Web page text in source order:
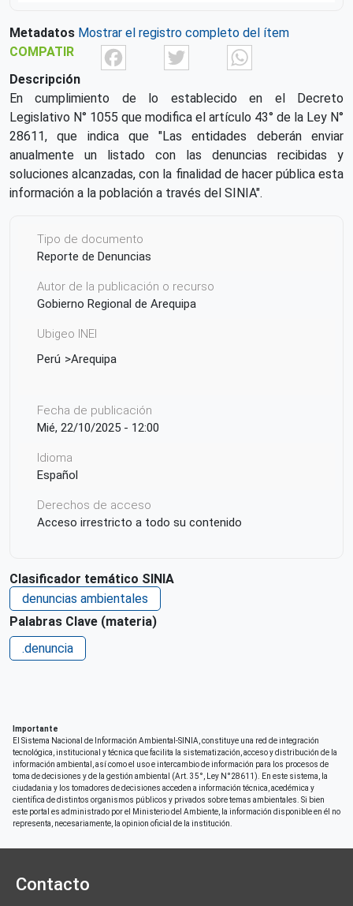
Metadatos Mostrar el registro completo del ítem
COMPATIR
FacebookTwitter
Descripción
En cumplimiento de lo establecido en el Decreto
Legislativo N° 1055 que modifica el artículo 43° de la Ley N°
28611, que indica que "Las entidades deberán enviar
anualmente un listado con las denuncias recibidas y
soluciones alcanzadas, con la finalidad de hacer pública esta
información a la población a través del SINIA".
Tipo de documento
Reporte de Denuncias
Autor de la publicación o recurso
Gobierno Regional de Arequipa
Ubigeo INEI
Perú
Arequipa
Fecha de publicación
Mié, 22/10/2025 - 12:00
Idioma
Español
Derechos de acceso
Acceso irrestricto a todo su contenido
Clasificador temático SINIA
denuncias ambientales
Palabras Clave (materia)
.denuncia
Importante
El Sistema Nacional de Información Ambiental-SINIA, constituye una red de integración
tecnológica, institucional y técnica que facilita la sistematización, acceso y distribución de la
información ambiental, así como el uso e intercambio de información para los procesos de
toma de decisiones y de la gestión ambiental (Art. 35°, Ley N°28611). En este sistema, la
ciudadania y los tomadores de decisiones acceden a información técnica, acedémica y
científica de distintos organismos públicos y privados sobre temas ambientales. Si bien
este portal es administrado por el Ministerio del Ambiente, la información disponible en él no
representa, necesariamente, la opinion oficial de la institución.
Contacto